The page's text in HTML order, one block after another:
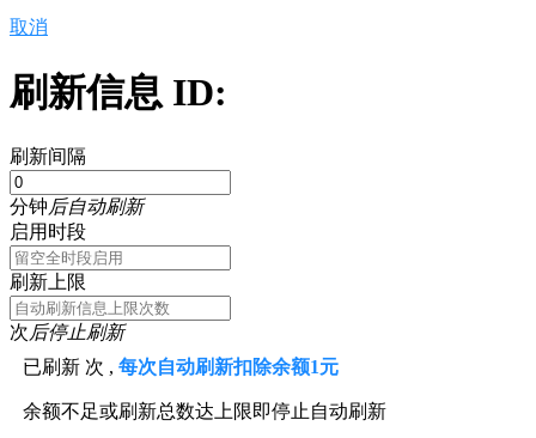
取消
刷新信息 ID:
刷新间隔
分钟后自动刷新
启用时段
刷新上限
次后停止刷新
已刷新 次 ,每次自动刷新扣除余额1元
余额不足或刷新总数达上限即停止自动刷新